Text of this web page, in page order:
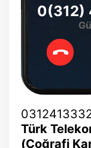
0(312)
Türk
(Coğrafi